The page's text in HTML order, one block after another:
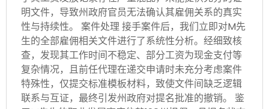
明文件，导致州政府官员无法确认其雇佣关系的真实
性与持续性。 案件处理 接手案件后，我们立即对M先
生的全部雇佣相关文件进行了系统性分析。经细致核
查，发现其工作时间不稳定、部分工资为现金支付等
复杂情况，且前任代理在递交申请时未充分考虑案件
特殊性，仅提交标准模板材料，致使文件间缺乏逻辑
联系与互证，最终引发州政府对提名批准的撤销。 鉴